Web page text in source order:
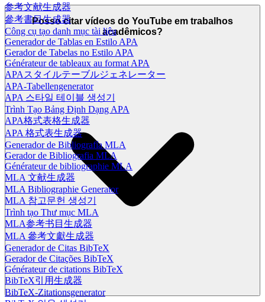
参考文献生成器
參考書目生成器
Công cụ tạo danh mục tài liệu
Generador de Tablas en Estilo APA
Gerador de Tabelas no Estilo APA
Générateur de tableaux au format APA
APAスタイルテーブルジェネレーター
APA-Tabellengenerator
APA 스타일 테이블 생성기
Trình Tạo Bảng Định Dạng APA
APA格式表格生成器
APA 格式表生成器
Generador de Bibliografía MLA
Gerador de Bibliografia MLA
Générateur de bibliographie MLA
MLA 文献生成器
MLA Bibliographie Generator
MLA 참고문헌 생성기
Trình tạo Thư mục MLA
MLA参考书目生成器
MLA 參考文獻生成器
Generador de Citas BibTeX
Gerador de Citações BibTeX
Générateur de citations BibTeX
BibTeX引用生成器
BibTeX-Zitationsgenerator
Posso citar vídeos do YouTube em trabalhos
acadêmicos?